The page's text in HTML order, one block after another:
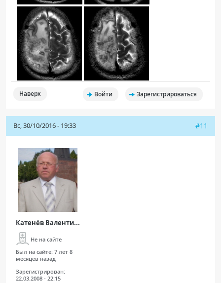
Наверх Войти Зарегистрироваться
Вс, 30/10/2016 - 19:33 #11
Катенёв Валенти...
Не на сайте
Был на сайте: 7 лет 8
месяцев назад
Зарегистрирован:
22.03.2008 - 22:15